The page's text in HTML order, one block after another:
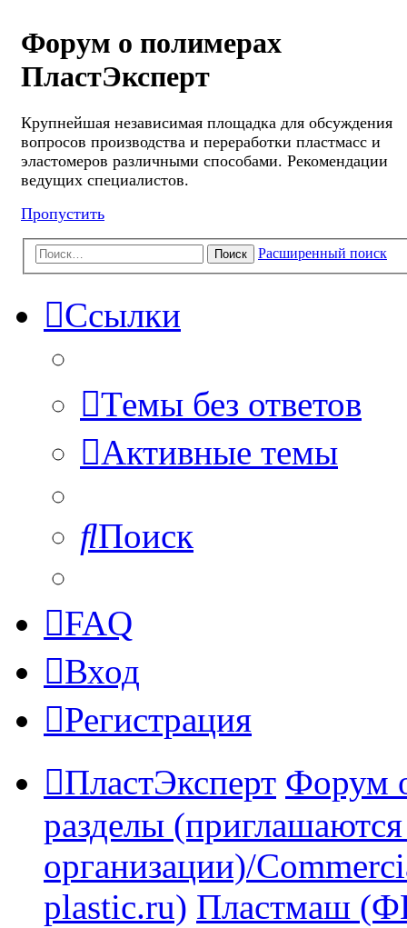
Форум о полимерах
ПластЭксперт
Крупнейшая независимая площадка для обсуждения
вопросов производства и переработки пластмасс и
эластомеров различными способами. Рекомендации
ведущих специалистов.
Пропустить
Поиск Расширенный поиск
Ссылки
Темы без ответов
Активные темы
Поиск
FAQ
Вход
Регистрация
ПластЭксперт Форум
разделы
организации)/
plastic.ru) Пластмаш